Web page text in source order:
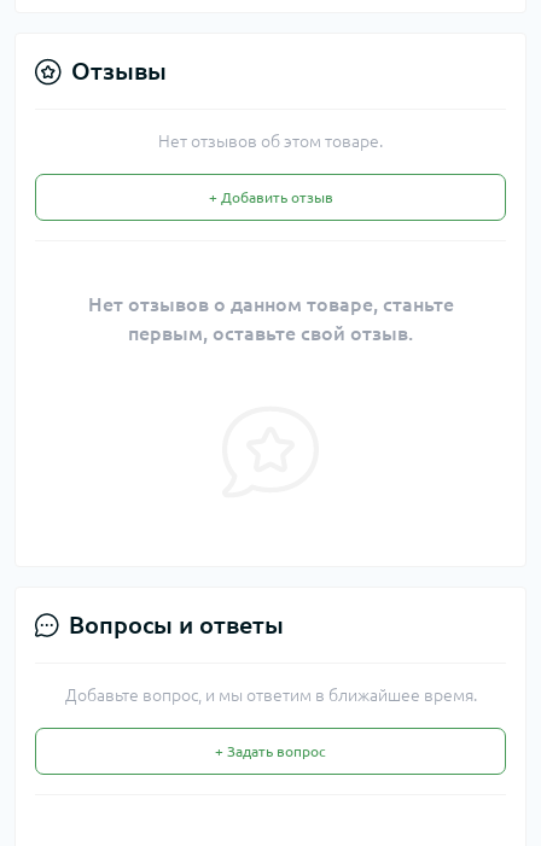
Отзывы
Нет отзывов об этом товаре.
+ Добавить отзыв
Нет отзывов о данном товаре, станьте
первым, оставьте свой отзыв.
Вопросы и ответы
Добавьте вопрос, и мы ответим в ближайшее время.
+ Задать вопрос